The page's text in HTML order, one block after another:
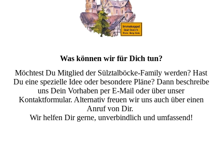
Was können wir für Dich tun?
Möchtest Du Mitglied der Sülztalböcke-Family werden? Hast
Du eine spezielle Idee oder besondere Pläne? Dann beschreibe
uns Dein Vorhaben per E-Mail oder über unser
Kontaktformular. Alternativ freuen wir uns auch über einen
Anruf von Dir.
Wir helfen Dir gerne, unverbindlich und umfassend!